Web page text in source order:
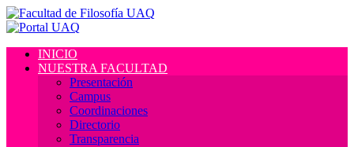
INICIO
NUESTRA FACULTAD
Presentación
Campus
Coordinaciones
Directorio
Transparencia